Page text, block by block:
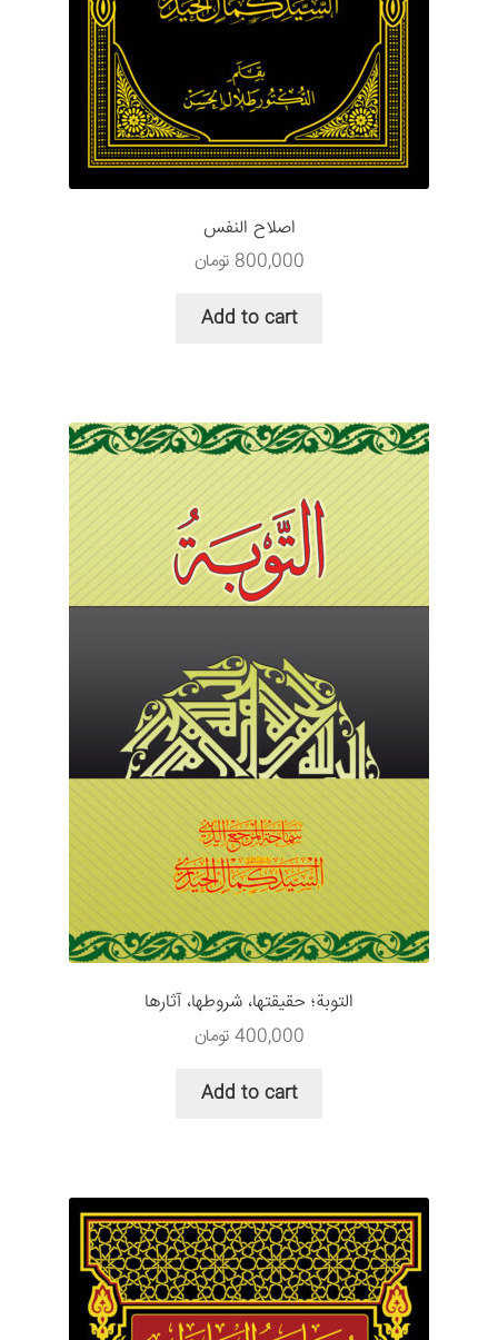
اصلاح النفس
800,000 تومان
Add to cart
التوبة؛ حقيقتها، شروطها، آثارها
400,000 تومان
Add to cart